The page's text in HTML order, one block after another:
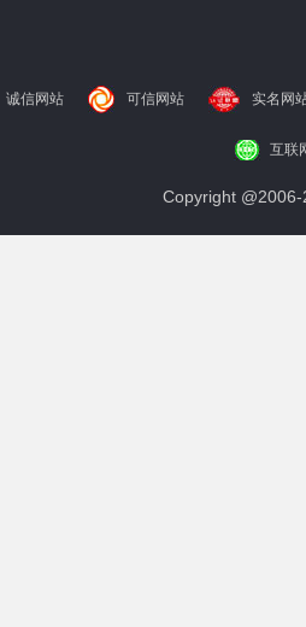
诚信网站 可信网站 实名网
互联
Copyright